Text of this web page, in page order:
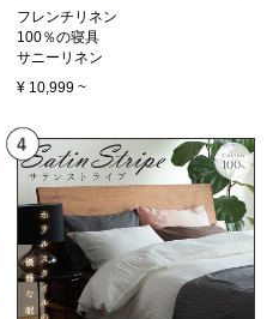
フレンチリネン
100％の寝具
サニーリネン
¥ 10,999 ~